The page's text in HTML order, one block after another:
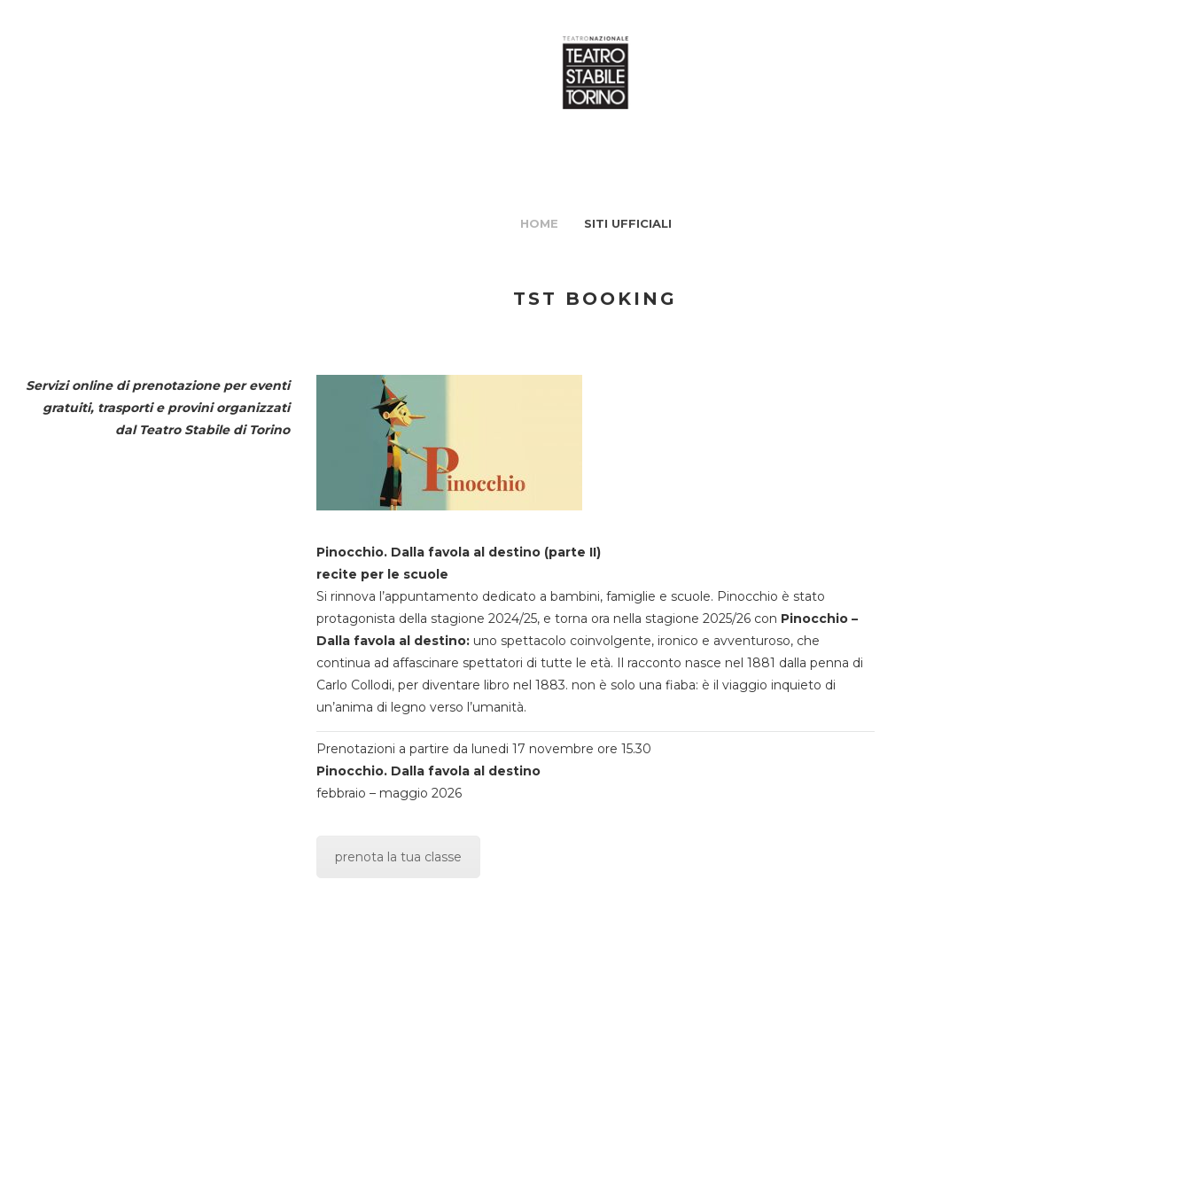
HOME SITI UFFICIALI
TST BOOKING
Servizi online di prenotazione per eventi
gratuiti, trasporti e provini organizzati
dal Teatro Stabile di Torino
Pinocchio. Dalla favola al destino (parte II)
recite per le scuole
Si rinnova l’appuntamento dedicato a bambini, famiglie e scuole. Pinocchio è stato
protagonista della stagione 2024/25, e torna ora nella stagione 2025/26 con Pinocchio –
Dalla favola al destino:uno spettacolo coinvolgente, ironico e avventuroso, che
continua ad affascinare spettatori di tutte le età. Il racconto nasce nel 1881 dalla penna di
Carlo Collodi, per diventare libro nel 1883. non è solo una fiaba: è il viaggio inquieto di
un’anima di legno verso l’umanità.
Prenotazioni a partire da lunedi 17 novembre ore 15.30
Pinocchio. Dalla favola al destino
febbraio – maggio 2026
prenota la tua classe